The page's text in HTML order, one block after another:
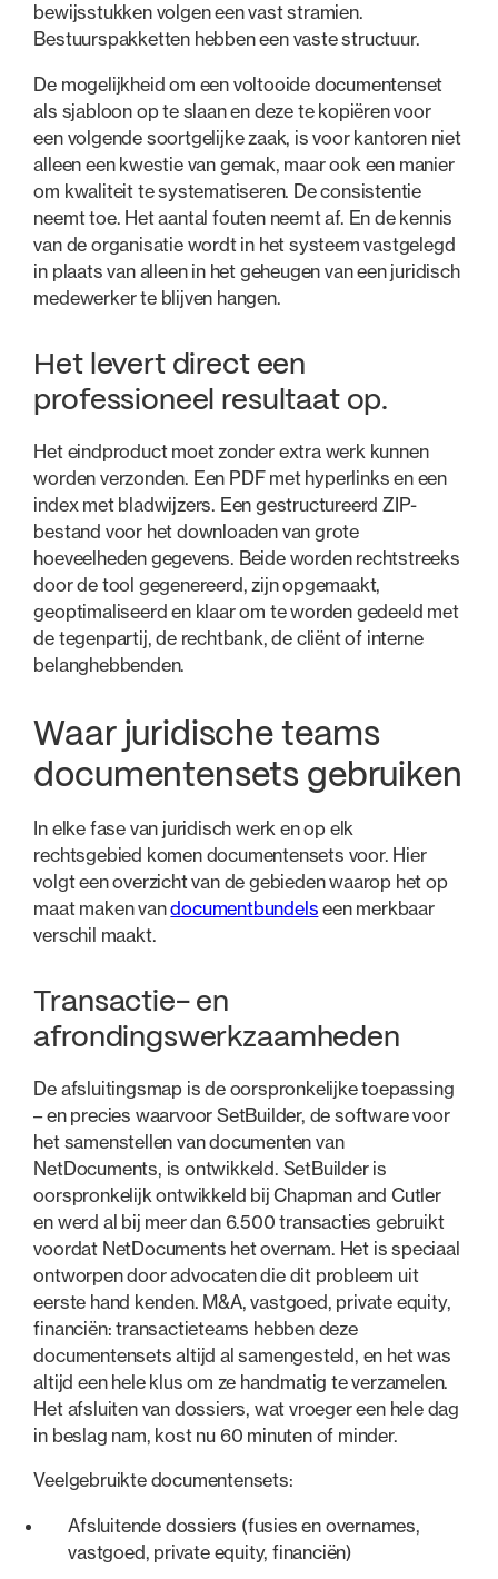
bewijsstukken volgen een vast stramien.
Bestuurspakketten hebben een vaste structuur.
De mogelijkheid om een voltooide documentenset
als sjabloon op te slaan en deze te kopiëren voor
een volgende soortgelijke zaak, is voor kantoren niet
alleen een kwestie van gemak, maar ook een manier
om kwaliteit te systematiseren. De consistentie
neemt toe. Het aantal fouten neemt af. En de kennis
van de organisatie wordt in het systeem vastgelegd
in plaats van alleen in het geheugen van een juridisch
medewerker te blijven hangen.
Het levert direct een
professioneel resultaat op.
Het eindproduct moet zonder extra werk kunnen
worden verzonden. Een PDF met hyperlinks en een
index met bladwijzers. Een gestructureerd ZIP-
bestand voor het downloaden van grote
hoeveelheden gegevens. Beide worden rechtstreeks
door de tool gegenereerd, zijn opgemaakt,
geoptimaliseerd en klaar om te worden gedeeld met
de tegenpartij, de rechtbank, de cliënt of interne
belanghebbenden.
Waar juridische teams
documentensets gebruiken
In elke fase van juridisch werk en op elk
rechtsgebied komen documentensets voor. Hier
volgt een overzicht van de gebieden waarop het op
maat maken vandocumentbundels een merkbaar
verschil maakt.
Transactie- en
afrondingswerkzaamheden
De afsluitingsmap is de oorspronkelijke toepassing
– en precies waarvoor SetBuilder, de software voor
het samenstellen van documenten van
NetDocuments, is ontwikkeld. SetBuilder is
oorspronkelijk ontwikkeld bij Chapman and Cutler
en werd al bij meer dan 6.500 transacties gebruikt
voordat NetDocuments het overnam. Het is speciaal
ontworpen door advocaten die dit probleem uit
eerste hand kenden. M&A, vastgoed, private equity,
financiën: transactieteams hebben deze
documentensets altijd al samengesteld, en het was
altijd een hele klus om ze handmatig te verzamelen.
Het afsluiten van dossiers, wat vroeger een hele dag
in beslag nam, kost nu 60 minuten of minder.
Veelgebruikte documentensets:
Afsluitende dossiers (fusies en overnames,
vastgoed, private equity, financiën)